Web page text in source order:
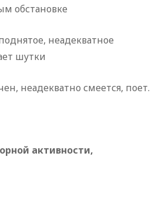
обстановке
неадекватное
шутки
неадекватно смеется, поет.
активности,